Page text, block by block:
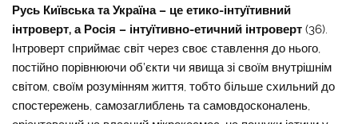
Русь Київська та Україна – це етико-інтуїтивний
інтроверт, а Росія – інтуїтивно-етичний інтроверт(36).
Інтроверт сприймає світ через своє ставлення до нього,
постійно порівнюючи об’єкти чи явища зі своїм внутрішнім
світом, своїм розумінням життя, тобто більше схильний до
спостережень, самозаглиблень та самовдосконалень,